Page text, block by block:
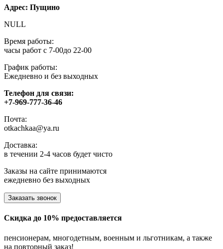
Адрес: Пущино
NULL
Время работы:
часы работ с 7-00до 22-00
График работы:
Ежедневно и без выходных
Телефон для связи:
+7-969-777-36-46
Почта:
otkachkaa@ya.ru
Доставка:
в течении 2-4 часов будет чисто
Заказы на сайте принимаются
ежедневно без выходных
Заказать звонок
Скидка до 10% предоставляется
пенсионерам, многодетным, военным и льготникам, а также
на повторный заказ!